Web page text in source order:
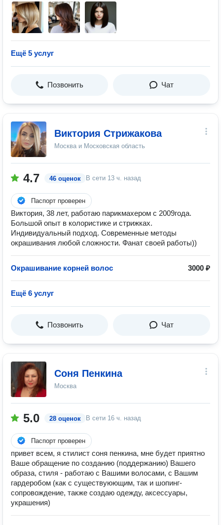
Ещё 5 услуг
Позвонить Чат
Виктория Стрижакова
Москва и Московская область
4.7 46 оценок В сети 13 ч. назад
Паспорт проверен
Виктория, 38 лет, работаю парикмахером с 2009года.
Большой опыт в колористике и стрижках.
Индивидуальный подход. Современные методы
окрашивания любой сложности. Фанат своей работы))
Окрашивание корней волос 3000 ₽
Ещё 6 услуг
Позвонить Чат
Соня Пенкина
Москва
5.0 28 оценок В сети 16 ч. назад
Паспорт проверен
привет всем, я стилист соня пенкина, мне будет приятно
Ваше обращение по созданию (поддержанию) Вашего
образа, стиля - работаю с Вашими волосами, с Вашим
гардеробом (как с существуюющим, так и шопинг-
сопровождение, также создаю одежду, аксессуары,
украшения)